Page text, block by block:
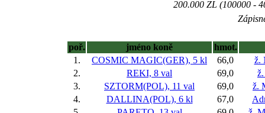
200.000 ZL (100000 -
poř. jméno koně
hmot.
1.
COSMIC MAGIC(GER), 5 kl 66,0
ž.
2.
REKI, 8 val 69,0
3.
SZTORM(POL), 11 val 69,0
ž.
4.
DALLINA(POL), 6 kl 67,0